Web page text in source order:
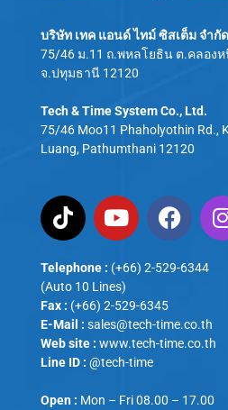
บริษัท เทค แอนด์ ไทม์ ซิสเต็ม จำกัด
75/46 ม.11 ถ.พหลโยธิน ต.คลองห
จ.ปทุมธานี 12120
Tech & Time System Co., Ltd.
75/46 Moo11 Phaholyothin Rd.,
Luang, Pathumthani 12120
Telephone : (+66) 2-529-6344
(Auto 10 Lines)
Fax : (+66) 2-529-6345
E-Mail : sales@tech-time.co.th
Web site : www.tech-time.co.th
Line ID : @tech-time
Open : Mon – Fri 08.00 – 17.00